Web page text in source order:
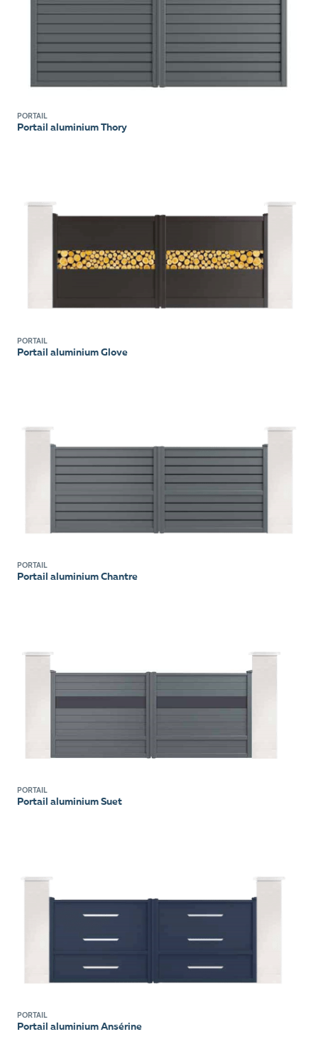
PORTAIL
Portail aluminium Thory
PORTAIL
Portail aluminium Glove
PORTAIL
Portail aluminium Chantre
PORTAIL
Portail aluminium Suet
PORTAIL
Portail aluminium Ansérine